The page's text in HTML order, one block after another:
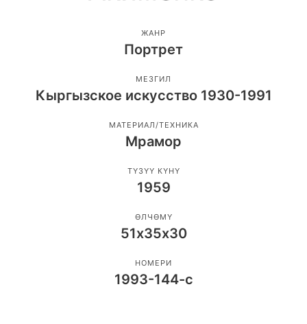
ЖАНР
Портрет
МЕЗГИЛ
Кыргызское искусство 1930-1991
МАТЕРИАЛ/ТЕХНИКА
Мрамор
ТҮЗҮҮ КҮНҮ
1959
ӨЛЧӨМҮ
51х35х30
НОМЕРИ
1993-144-с